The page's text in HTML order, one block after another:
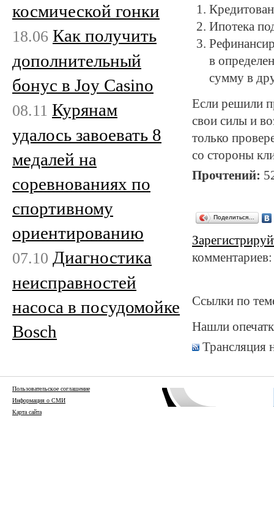
Ипотека
в
сумму в
Если решили
свои силы и
только
со стороны
Прочтений:
Поделиться…
Ссылки по
Нашли
Трансляция
космической гонки
18.06 Как получить
дополнительный
бонус в Joy Casino
08.11 Курянам
удалось завоевать 8
медалей на
соревнованиях по
спортивному
ориентированию
07.10 Диагностика
неисправностей
насоса в посудомойке
Bosch
Пользовательское соглашение
Информация о СМИ
Карта сайта